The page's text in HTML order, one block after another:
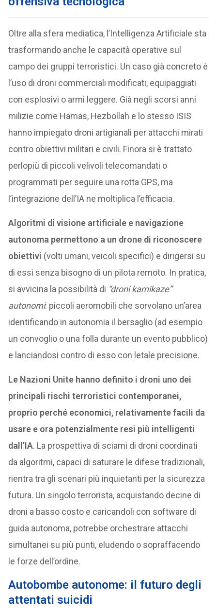
Oltre alla sfera mediatica, l’Intelligenza Artificiale sta
trasformando anche le capacità operative sul
campo dei gruppi terroristici. Un caso già concreto è
l’uso di droni commerciali modificati, equipaggiati
con esplosivi o armi leggere. Già negli scorsi anni
milizie come Hamas, Hezbollah e lo stesso ISIS
hanno impiegato droni artigianali per attacchi mirati
contro obiettivi militari e civili. Finora si è trattato
perlopiù di piccoli velivoli telecomandati o
programmati per seguire una rotta GPS, ma
l’integrazione dell’IA ne moltiplica l’efficacia.
Algoritmi di visione artificiale e navigazione
autonoma permettono a un drone di riconoscere
obiettivi (volti umani, veicoli specifici) e dirigersi su
di essi senza bisogno di un pilota remoto. In pratica,
si avvicina la possibilità di “droni kamikaze”
autonomi: piccoli aeromobili che sorvolano un’area
identificando in autonomia il bersaglio (ad esempio
un convoglio o una folla durante un evento pubblico)
e lanciandosi contro di esso con letale precisione.
Le Nazioni Unite hanno definito i droni uno dei
principali rischi terroristici contemporanei,
proprio perché economici, relativamente facili da
usare e ora potenzialmente resi più intelligenti
dall’IA. La prospettiva di sciami di droni coordinati
da algoritmi, capaci di saturare le difese tradizionali,
rientra tra gli scenari più inquietanti per la sicurezza
futura. Un singolo terrorista, acquistando decine di
droni a basso costo e caricandoli con software di
guida autonoma, potrebbe orchestrare attacchi
simultanei su più punti, eludendo o sopraffacendo
le forze dell’ordine.
Autobombe autonome: il futuro degli
attentati suicidi